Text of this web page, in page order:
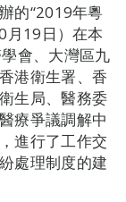
的“2019年粵
月19日）在本
會、大灣區九
港衛生署、香
生局、醫務委
療爭議調解中
進行了工作交
處理制度的建